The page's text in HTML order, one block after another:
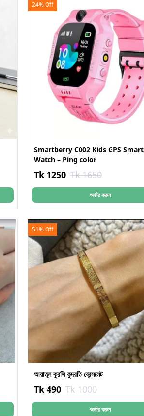
24% Off
Smartberry C002 Kids GPS Smart
Watch – Ping color
Tk 1250 Tk 1650
অর্ডার করুন
51% Off
আয়াতুল কুরসি কুদরতি ব্রেসলেট
Tk 490 Tk 1000
অর্ডার করুন